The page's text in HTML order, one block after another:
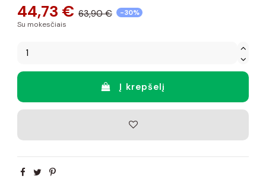
44,73 € 63,90 € -30%
Su mokesčiais
Į krepšelį